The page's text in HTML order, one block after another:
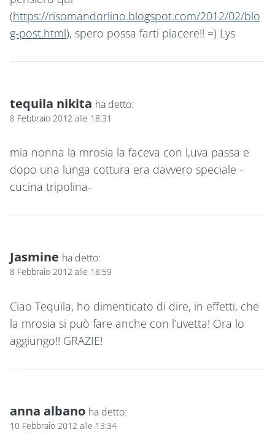
(https://risomandorlino.blogspot.com/2012/02/blo
g-post.html), spero possa farti piacere!! =) Lys
tequila nikita ha detto:
8 Febbraio 2012 alle 18:31
mia nonna la mrosia la faceva con l,uva passa e
dopo una lunga cottura era davvero speciale -
cucina tripolina-
Jasmine ha detto:
8 Febbraio 2012 alle 18:59
Ciao Tequila, ho dimenticato di dire, in effetti, che
la mrosia si può fare anche con l’uvetta! Ora lo
aggiungo!! GRAZIE!
anna albano ha detto:
10 Febbraio 2012 alle 13:34